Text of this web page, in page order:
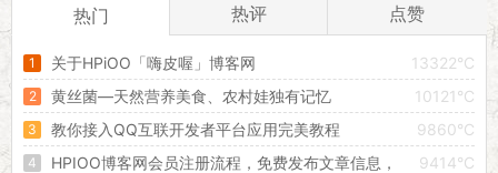
热门 热评 点赞
13322°C
关于HPiOO「嗨皮喔」博客网
10121°C
黄丝菌—天然营养美食、农村娃独有记忆
9860°C
教你接入QQ互联开发者平台应用完美教程
9414°C
HPIOO博客网会员注册流程，免费发布文章信息，